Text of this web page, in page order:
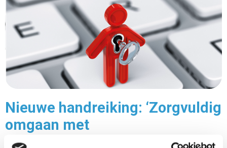
Nieuwe handreiking: ‘Zorgvuldig
omgaan met
persoonsgegevens’